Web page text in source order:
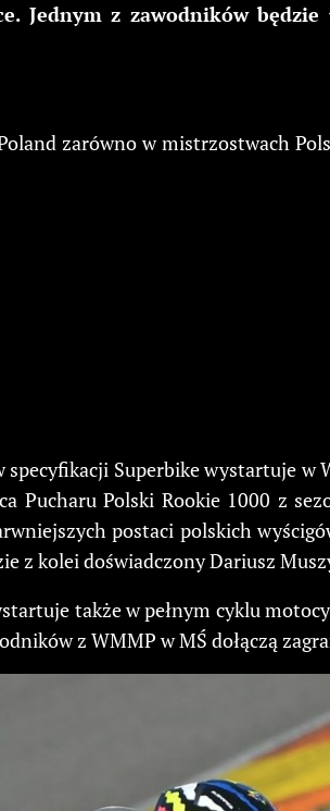
z zawodników będzie
zarówno w mistrzostwach
Superbike wystartuje w
Pucharu Polski Rookie 1000 z
postaci polskich
z kolei doświadczony Dariusz
także w pełnym cyklu
z WMMP w MŚ dołączą